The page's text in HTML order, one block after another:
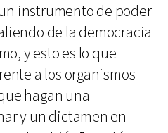
instrumento de poder
de la democracia
y esto es lo que
a los organismos
hagan una
y un dictamen en